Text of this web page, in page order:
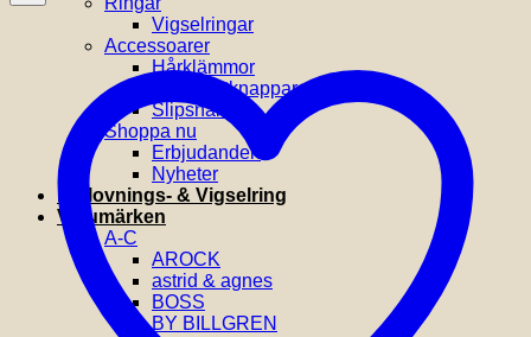
Vigselringar
Accessoarer
Hårklämmor
Manchettknappar
Slipsnålar
Shoppa nu
Erbjudanden
Nyheter
Förlovnings- & Vigselring
Varumärken
A-C
AROCK
astrid & agnes
BOSS
BY BILLGREN